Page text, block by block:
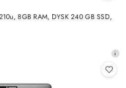
8GB RAM, DYSK 240 GB SSD,